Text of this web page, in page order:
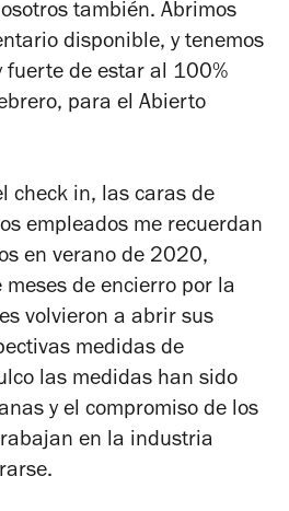
también. Abrimos
disponible, y tenemos
fuerte de estar al 100%
para el Abierto
check in, las caras de
empleados me recuerdan
en verano de 2020,
de encierro por la
volvieron a abrir sus
medidas de
las medidas han sido
y el compromiso de los
en la industria